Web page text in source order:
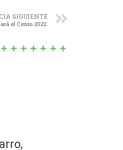
SIGUIENTE
el Censo 2022.